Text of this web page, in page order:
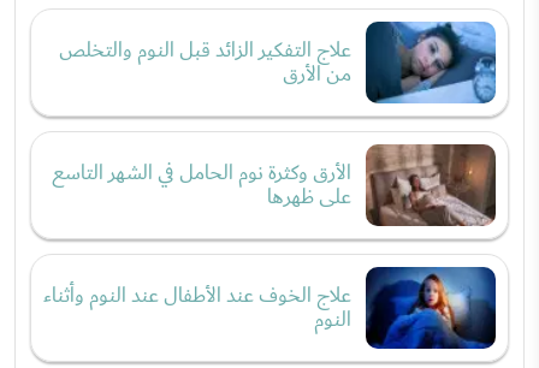
علاج التفكير الزائد قبل النوم والتخلص
من الأرق
الأرق وكثرة نوم الحامل في الشهر التاسع
على ظهرها
علاج الخوف عند الأطفال عند النوم وأثناء
النوم